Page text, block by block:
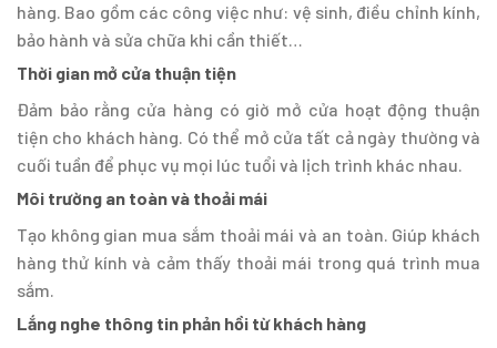
hàng. Bao gồm các công việc như: vệ sinh, điều chỉnh kính,
bảo hành và sửa chữa khi cần thiết…
Thời gian mở cửa thuận tiện
Đảm bảo rằng cửa hàng có giờ mở cửa hoạt động thuận
tiện cho khách hàng. Có thể mở cửa tất cả ngày thường và
cuối tuần để phục vụ mọi lúc tuổi và lịch trình khác nhau.
Môi trường an toàn và thoải mái
Tạo không gian mua sắm thoải mái và an toàn. Giúp khách
hàng thử kính và cảm thấy thoải mái trong quá trình mua
sắm.
Lắng nghe thông tin phản hồi từ khách hàng